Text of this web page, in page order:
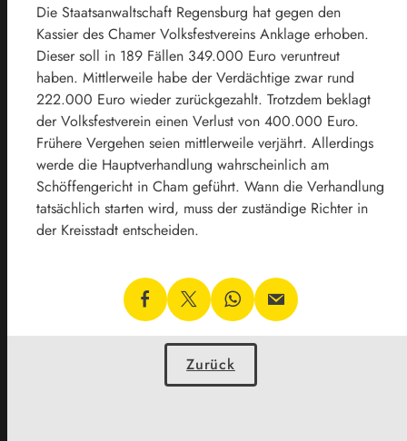
Die Staatsanwaltschaft Regensburg hat gegen den
Kassier des Chamer Volksfestvereins Anklage erhoben.
Dieser soll in 189 Fällen 349.000 Euro veruntreut
haben. Mittlerweile habe der Verdächtige zwar rund
222.000 Euro wieder zurückgezahlt. Trotzdem beklagt
der Volksfestverein einen Verlust von 400.000 Euro.
Frühere Vergehen seien mittlerweile verjährt. Allerdings
werde die Hauptverhandlung wahrscheinlich am
Schöffengericht in Cham geführt. Wann die Verhandlung
tatsächlich starten wird, muss der zuständige Richter in
der Kreisstadt entscheiden.
Zurück